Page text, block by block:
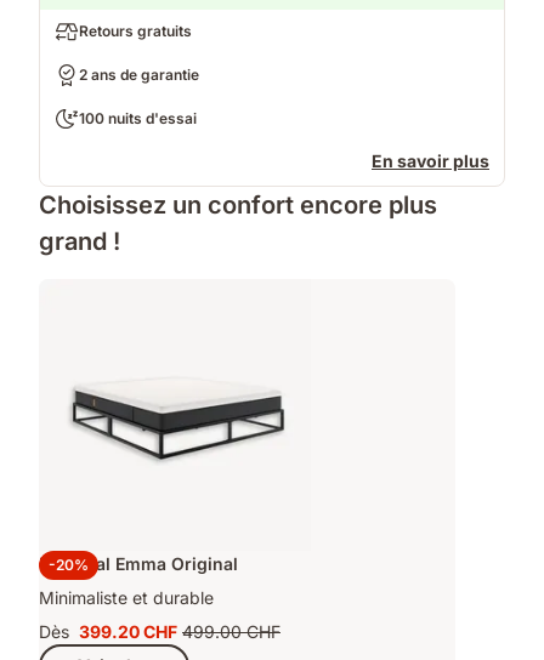
Retours gratuits
2 ans de garantie
100 nuits d'essai
En savoir plus
Choisissez un confort encore plus
grand !
-20%
Lit Métal Emma Original
Minimaliste et durable
Dès Prix
399.20 CHF Prix
499.00 CHF